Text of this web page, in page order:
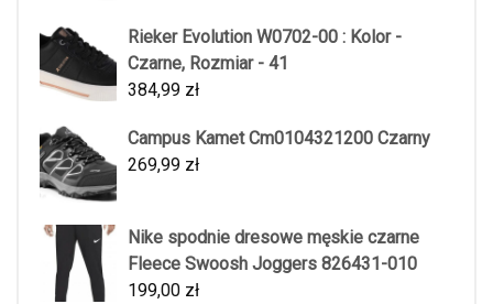
Rieker Evolution W0702-00 : Kolor -
Czarne, Rozmiar - 41
384,99 zł
Campus Kamet Cm0104321200 Czarny
269,99 zł
Nike spodnie dresowe męskie czarne
Fleece Swoosh Joggers 826431-010
199,00 zł